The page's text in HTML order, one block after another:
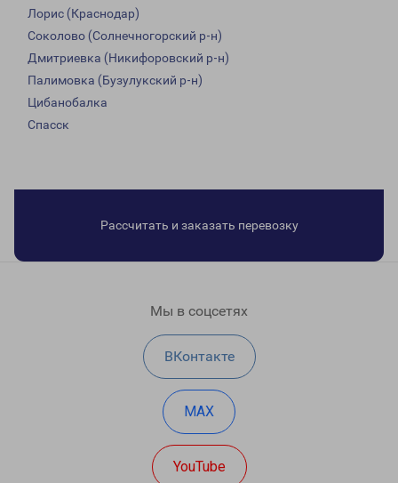
Лорис (Краснодар)
Соколово (Солнечногорский р-н)
Дмитриевка (Никифоровский р-н)
Палимовка (Бузулукский р-н)
Цибанобалка
Спасск
Рассчитать и заказать перевозку
Мы в соцсетях
ВКонтакте
MAX
YouTube